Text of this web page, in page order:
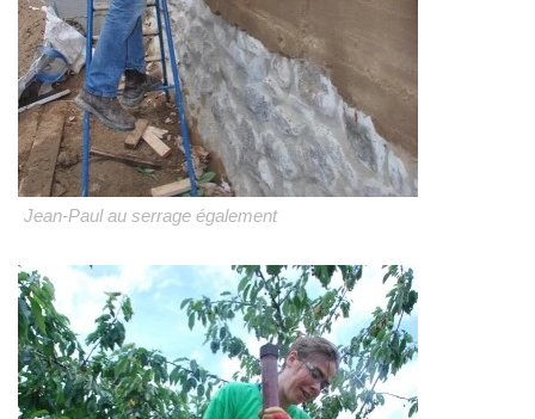
Jean-Paul au serrage également